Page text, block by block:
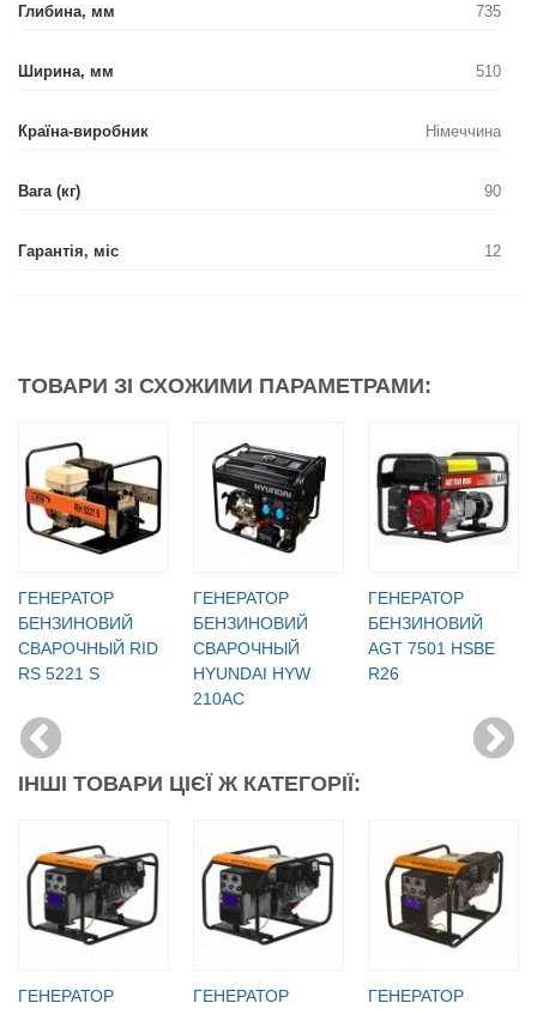
Глибина, мм 735
Ширина, мм 510
Країна-виробник Німеччина
Вага (кг) 90
Гарантія, міс 12
ТОВАРИ ЗІ СХОЖИМИ ПАРАМЕТРАМИ:
ГЕНЕРАТОР
БЕНЗИНОВИЙ
СВАРОЧНЫЙ RID
RS 5221 S
ГЕНЕРАТОР
БЕНЗИНОВИЙ
СВАРОЧНЫЙ
HYUNDAI HYW
210AC
ГЕНЕРАТОР
БЕНЗИНОВИЙ
AGT 7501 HSBE
R26
ІНШІ ТОВАРИ ЦІЄЇ Ж КАТЕГОРІЇ:
ГЕНЕРАТОР
ГЕНЕРАТОР
ГЕНЕРАТОР